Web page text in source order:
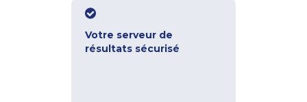
Votre serveur de
résultats sécurisé